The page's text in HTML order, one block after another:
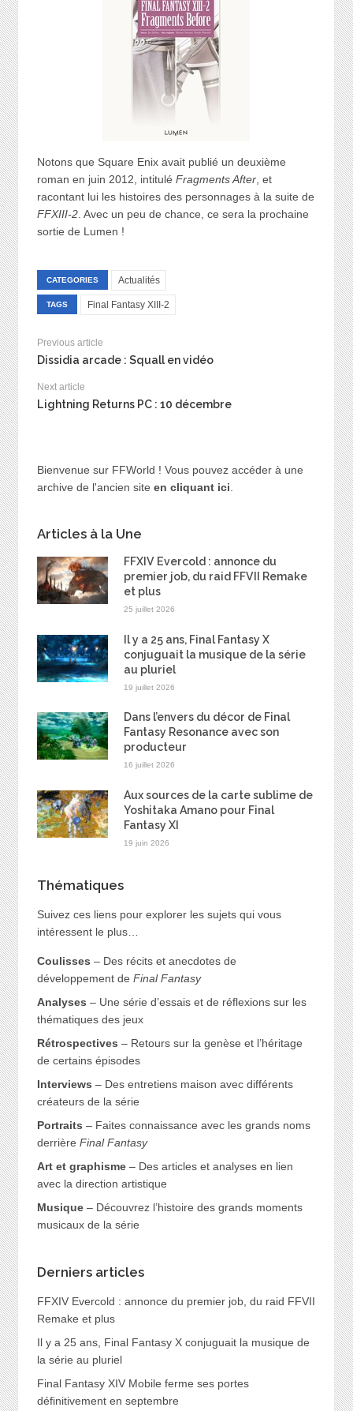
Notons que Square Enix avait publié un deuxième
roman en juin 2012, intitulé Fragments After, et
racontant lui les histoires des personnages à la suite de
FFXIII-2. Avec un peu de chance, ce sera la prochaine
sortie de Lumen !
CATEGORIES Actualités
TAGS Final Fantasy XIII-2
Previous article
Dissidia arcade : Squall en vidéo
Next article
Lightning Returns PC : 10 décembre
Bienvenue sur FFWorld ! Vous pouvez accéder à une
archive de l'ancien site en cliquant ici
Articles à la Une
FFXIV Evercold : annonce du
premier job, du raid FFVII Remake
et plus
25 juillet 2026
Il y a 25 ans, Final Fantasy X
conjuguait la musique de la série
au pluriel
19 juillet 2026
Dans l’envers du décor de Final
Fantasy Resonance avec son
producteur
16 juillet 2026
Aux sources de la carte sublime de
Yoshitaka Amano pour Final
Fantasy XI
19 juin 2026
Thématiques
Suivez ces liens pour explorer les sujets qui vous
intéressent le plus…
Coulisses – Des récits et anecdotes de
développement de Final Fantasy
Analyses – Une série d’essais et de réflexions sur les
thématiques des jeux
Rétrospectives – Retours sur la genèse et l’héritage
de certains épisodes
Interviews – Des entretiens maison avec différents
créateurs de la série
Portraits – Faites connaissance avec les grands noms
derrière Final Fantasy
Art et graphisme– Des articles et analyses en lien
avec la direction artistique
Musique– Découvrez l’histoire des grands moments
musicaux de la série
Derniers articles
FFXIV Evercold : annonce du premier job, du raid FFVII
Remake et plus
Il y a 25 ans, Final Fantasy X conjuguait la musique de
la série au pluriel
Final Fantasy XIV Mobile ferme ses portes
définitivement en septembre